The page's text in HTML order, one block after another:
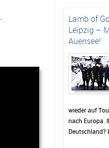
Das Highfield
die Mischung
sorgt dafür,
Publikum
wieder viele
Programm,
Feiern
werden mit
auch die
Mindestens
für viele Gäste
Dort beginnt
Lamb of
Leipzig –
Auensee!
wieder auf
nach Europa.
Deutschland?